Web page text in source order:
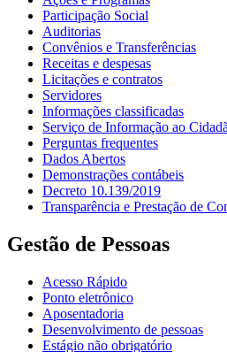
Participação Social
Auditorias
Convênios e Transferências
Receitas e despesas
Licitações e contratos
Servidores
Informações classificadas
Serviço de Informação ao
Perguntas frequentes
Dados Abertos
Demonstrações contábeis
Decreto 10.139/2019
Transparência e Prestação de
Gestão de Pessoas
Acesso Rápido
Ponto eletrônico
Aposentadoria
Desenvolvimento de pessoas
Estágio não obrigatório